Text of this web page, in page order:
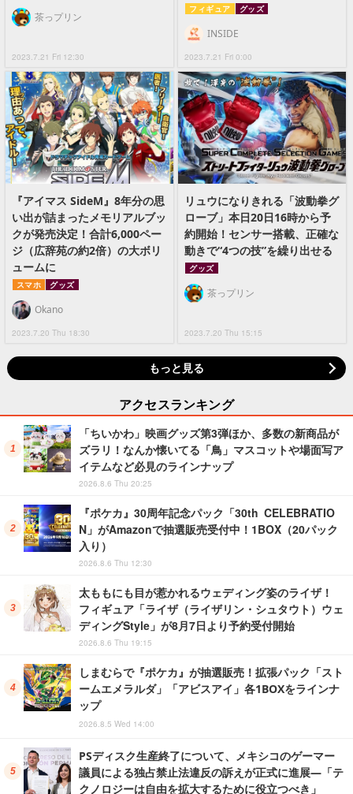
2023.7.21 Fri 12:30
茶っプリン
フィギュア グッズ
2023.7.21 Fri 0:00
INSIDE
『アイマス SideM』8年分の思
い出が詰まったメモリアルブッ
クが発売決定！合計6,000ペー
ジ（広辞苑の約2倍）の大ボリ
ュームに
スマホ グッズ
2023.7.20 Thu 18:30
Okano
リュウになりきれる「波動拳グ
ローブ」本日20日16時から予
約開始！センサー搭載、正確な
動きで“4つの技”を繰り出せる
グッズ
2023.7.20 Thu 15:15
茶っプリン
もっと見る
アクセスランキング
「ちいかわ」映画グッズ第3弾ほか、多数の新商品が
ズラリ！なんか懐いてる「鳥」マスコットや場面写ア
イテムなど必見のラインナップ
2026.8.6 Thu 20:25
『ポケカ』30周年記念パック「30th CELEBRATIO
N」がAmazonで抽選販売受付中！1BOX（20パック
入り）
2026.8.6 Thu 12:30
太ももにも目が惹かれるウェディング姿のライザ！
フィギュア「ライザ（ライザリン・シュタウト）ウェ
ディングStyle」が8月7日より予約受付開始
2026.8.6 Thu 19:15
しまむらで『ポケカ』が抽選販売！拡張パック「スト
ームエメラルダ」「アビスアイ」各1BOXをラインナ
ップ
2026.8.5 Wed 14:00
PSディスク生産終了について、メキシコのゲーマー
議員による独占禁止法違反の訴えが正式に進展―「テ
クノロジーは自由を拡大するために役立つべき」